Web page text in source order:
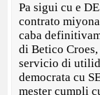
Pa sigui cu e
contrato
caba
di Betico
servicio di
democrata cu
mester cumpli